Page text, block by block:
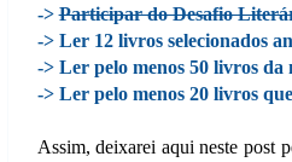
->Participar do Desafio
-> Ler 12 livros selecionados
-> Ler pelo menos 50 livros da
-> Ler pelo menos 20 livros
Assim, deixarei aqui neste post